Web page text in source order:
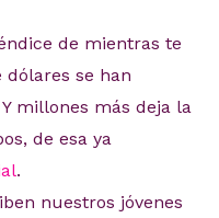
de mientras te
se han
millones más deja la
de esa ya
.
nuestros jóvenes